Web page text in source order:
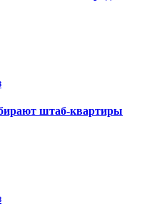
штаб-квартиры